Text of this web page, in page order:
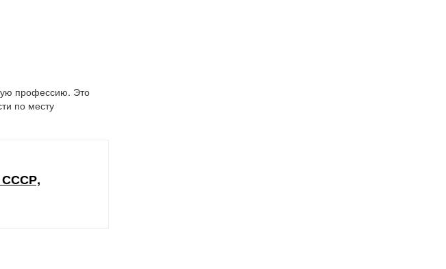
профессию. Это
по месту
СССР,